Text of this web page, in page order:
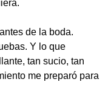
de la boda.
Y lo que
tan sucio, tan
me preparó para